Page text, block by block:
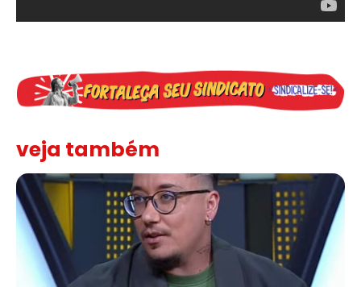
veja também
Solidariedade ao jornalista Caê Vasconcelos e repúdio aos